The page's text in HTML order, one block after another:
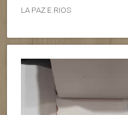
LA PAZ E.RIOS
Reproductor